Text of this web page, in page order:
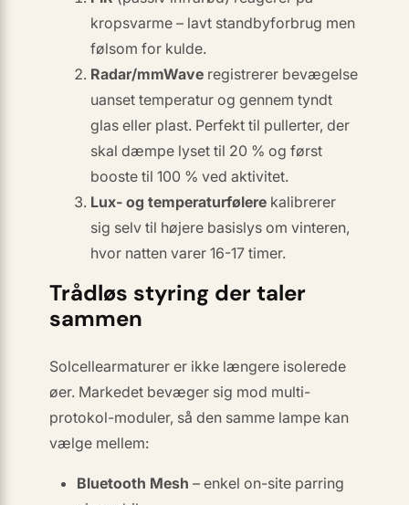
kropsvarme – lavt standbyforbrug men
følsom for kulde.
Radar/mmWave registrerer bevægelse
uanset temperatur og gennem tyndt
glas eller plast. Perfekt til pullerter, der
skal dæmpe lyset til 20 % og først
booste til 100 % ved aktivitet.
Lux- og temperaturfølere kalibrerer
sig selv til højere basis­lys om vinteren,
hvor natten varer 16-17 timer.
Trådløs styring der taler
sammen
Solcellearmaturer er ikke længere isolerede
øer. Markedet bevæger sig mod multi-
protokol-moduler, såden samme lampe kan
vælge mellem:
Bluetooth Mesh – enkel on-site parring